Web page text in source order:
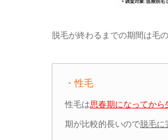
脱毛が終わるまでの期間は毛
・性毛
性毛は思春期になってか
期が比較的長いので脱毛に